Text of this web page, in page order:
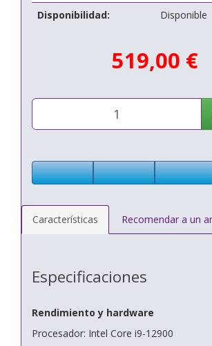
Disponibilidad:
Disponible
519,00 €
Características Recomendar a un
Especificaciones
Rendimiento y hardware
Procesador: Intel Core i9-12900